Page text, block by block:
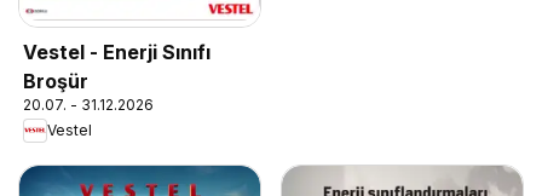
Vestel - Enerji Sınıfı
Broşür
20.07. - 31.12.2026
Vestel